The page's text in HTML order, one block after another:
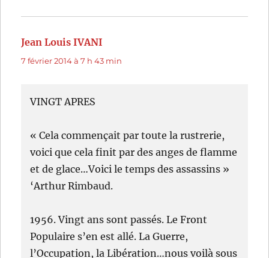
Jean Louis IVANI
7 février 2014 à 7 h 43 min
VINGT APRES
« Cela commençait par toute la rustrerie,
voici que cela finit par des anges de flamme
et de glace…Voici le temps des assassins »
‘Arthur Rimbaud.
1956. Vingt ans sont passés. Le Front
Populaire s’en est allé. La Guerre,
l’Occupation, la Libération…nous voilà sous